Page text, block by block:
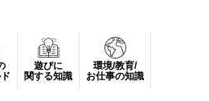
遊びに
関する知識
環境/教育/
お仕事の知識
ヴィーガンの世界▶︎ 今週はハイキ